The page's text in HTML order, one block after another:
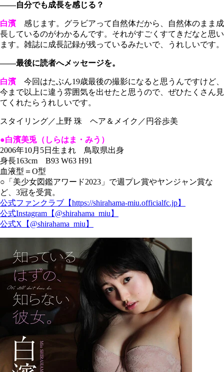
――自分でも成長を感じる？
白濱 感じます。グラビアって自然体だから、自然体のまま成
長しているのがわかるんです。それがすごくすてきだなと思い
ます。雑誌に成長記録が残っているみたいで、うれしいです。
――最後に読者へメッセージを。
白濱 今回はたぶん19歳最後の撮影になると思うんですけど、
今まで以上に違う雰囲気を出せたと思うので、ぜひたくさん見
てくれたらうれしいです。
スタイリング／上野 珠 ヘア＆メイク／円谷歩美
●白濱美兎（しらはま・みう）
2006年10月5日生まれ 鳥取県出身
身長163cm B93 W63 H91
血液型＝O型
○「美少女図鑑アワード2023」で週プレ賞やヤンジャン賞な
ど、3冠を受賞。
公式ファンクラブ【https://shirahama-miu.officialfc.jp】
公式Instagram【@shirahama_miu】
公式X【@shirahama_miu】